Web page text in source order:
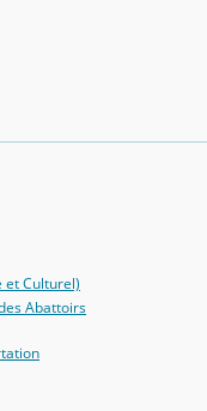
et Culturel)
Abattoirs